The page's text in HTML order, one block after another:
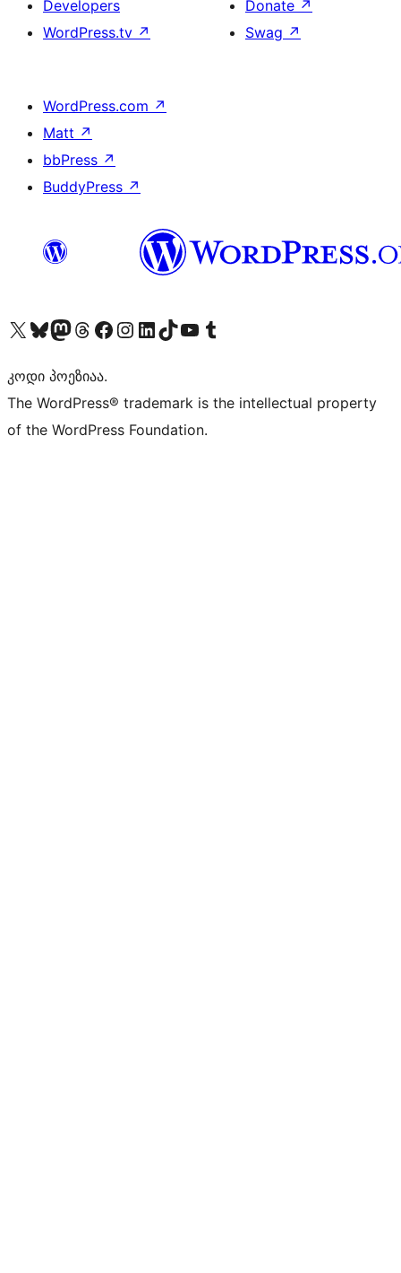
Developers
WordPress.tv ↗
Donate ↗
Swag ↗
WordPress.com ↗
Matt ↗
bbPress ↗
BuddyPress ↗
Visit our X (formerly Twitter) account
Visit our Bluesky account
Visit our Mastodon account
Visit our Threads account
Visit our Facebook page
Visit our Instagram account
Visit our LinkedIn account
Visit our TikTok account
Visit our YouTube channel
Visit our Tumblr account
კოდი პოეზიაა.
The WordPress® trademark is the intellectual property
of the WordPress Foundation.